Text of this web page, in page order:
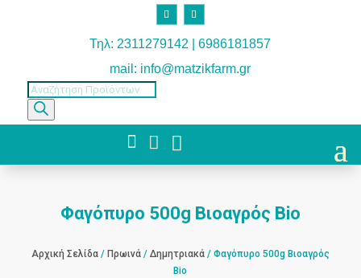
Τηλ: 2311279142 | 6986181857
mail: info@matzikfarm.gr
Products
search
  
Φαγόπυρο 500g Βιοαγρός Bio
Αρχική Σελίδα/ Πρωινά/ Δημητριακά/ Φαγόπυρο 500g Βιοαγρός
Bio